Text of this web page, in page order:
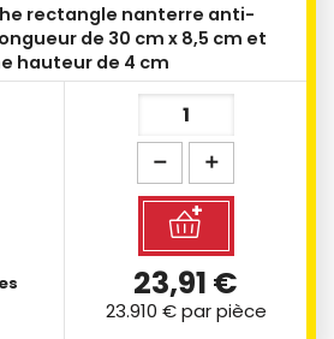
rectangle nanterre anti-
de 30 cm x 8,5 cm et
hauteur de 4 cm
23,91 €
23.910 €par pièce